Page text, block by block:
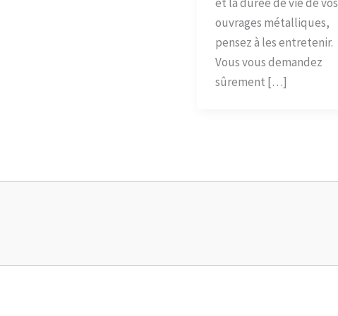
ouvrages métalliques,
pensez à les entretenir.
Vous vous demandez
sûrement […]